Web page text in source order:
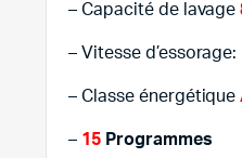
– Capacité de lavage
– Vitesse d’essorage:
– Classe énergétique
– 15Programmes